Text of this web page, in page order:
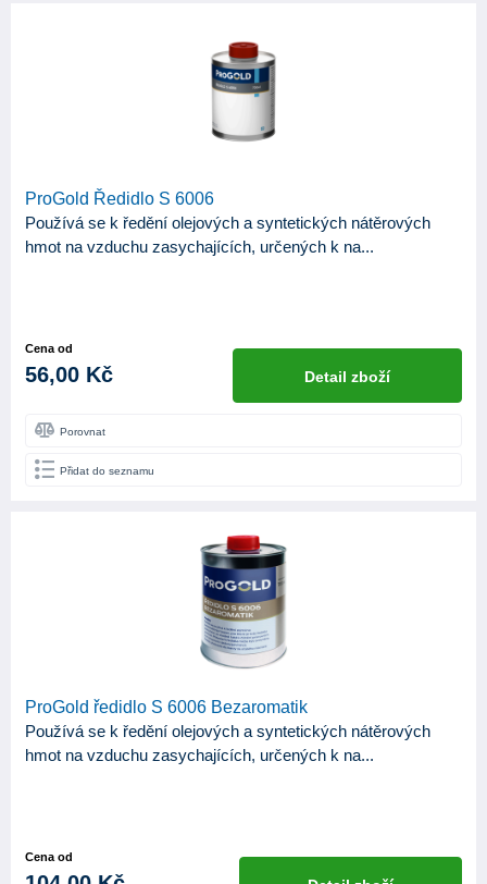
ProGold Ředidlo S 6006
Používá se k ředění olejových a syntetických nátěrových
hmot na vzduchu zasychajících, určených k na...
Cena od
56,00 Kč Detail zboží
Porovnat
Přidat do seznamu
ProGold ředidlo S 6006 Bezaromatik
Používá se k ředění olejových a syntetických nátěrových
hmot na vzduchu zasychajících, určených k na...
Cena od